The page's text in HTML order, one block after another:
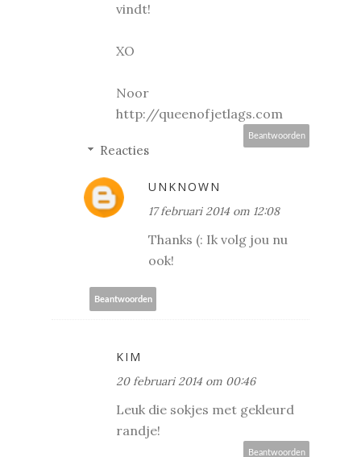
vindt!
XO
Noor
http://queenofjetlags.com
Beantwoorden
Reacties
UNKNOWN
17 februari 2014 om 12:08
Thanks (: Ik volg jou nu
ook!
Beantwoorden
KIM
20 februari 2014 om 00:46
Leuk die sokjes met gekleurd
randje!
Beantwoorden